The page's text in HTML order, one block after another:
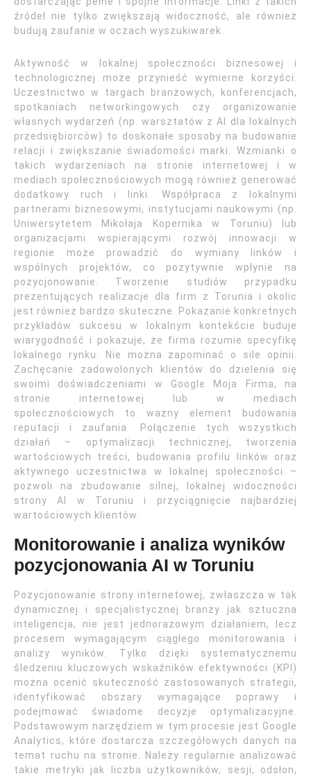
źródeł nie tylko zwiększają widoczność, ale również
budują zaufanie w oczach wyszukiwarek.
Aktywność w lokalnej społeczności biznesowej i
technologicznej może przynieść wymierne korzyści.
Uczestnictwo w targach branżowych, konferencjach,
spotkaniach networkingowych czy organizowanie
własnych wydarzeń (np. warsztatów z AI dla lokalnych
przedsiębiorców) to doskonałe sposoby na budowanie
relacji i zwiększanie świadomości marki. Wzmianki o
takich wydarzeniach na stronie internetowej i w
mediach społecznościowych mogą również generować
dodatkowy ruch i linki. Współpraca z lokalnymi
partnerami biznesowymi, instytucjami naukowymi (np.
Uniwersytetem Mikołaja Kopernika w Toruniu) lub
organizacjami wspierającymi rozwój innowacji w
regionie może prowadzić do wymiany linków i
wspólnych projektów, co pozytywnie wpłynie na
pozycjonowanie. Tworzenie studiów przypadku
prezentujących realizacje dla firm z Torunia i okolic
jest również bardzo skuteczne. Pokazanie konkretnych
przykładów sukcesu w lokalnym kontekście buduje
wiarygodność i pokazuje, że firma rozumie specyfikę
lokalnego rynku. Nie można zapominać o sile opinii.
Zachęcanie zadowolonych klientów do dzielenia się
swoimi doświadczeniami w Google Moja Firma, na
stronie internetowej lub w mediach
społecznościowych to ważny element budowania
reputacji i zaufania. Połączenie tych wszystkich
działań – optymalizacji technicznej, tworzenia
wartościowych treści, budowania profilu linków oraz
aktywnego uczestnictwa w lokalnej społeczności –
pozwoli na zbudowanie silnej, lokalnej widoczności
strony AI w Toruniu i przyciągnięcie najbardziej
wartościowych klientów.
Monitorowanie i analiza wyników
pozycjonowania AI w Toruniu
Pozycjonowanie strony internetowej, zwłaszcza w tak
dynamicznej i specjalistycznej branży jak sztuczna
inteligencja, nie jest jednorazowym działaniem, lecz
procesem wymagającym ciągłego monitorowania i
analizy wyników. Tylko dzięki systematycznemu
śledzeniu kluczowych wskaźników efektywności (KPI)
można ocenić skuteczność zastosowanych strategii,
identyfikować obszary wymagające poprawy i
podejmować świadome decyzje optymalizacyjne.
Podstawowym narzędziem w tym procesie jest Google
Analytics, które dostarcza szczegółowych danych na
temat ruchu na stronie. Należy regularnie analizować
takie metryki jak liczba użytkowników, sesji, odsłon,